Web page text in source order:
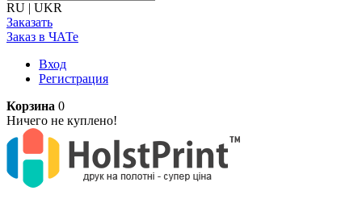
RU | UKR
Заказать
Заказ в ЧАТе
Вход
Регистрация
Корзина 0
Ничего не куплено!